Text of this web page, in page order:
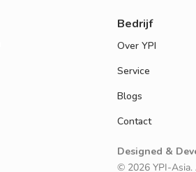
Bedrijf
Over YPI
Service
Blogs
Contact
Designed &
© 2026 YPI-Asia.